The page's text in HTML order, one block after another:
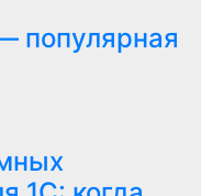
популярная